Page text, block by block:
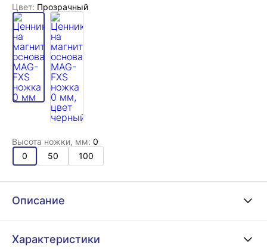
Цвет: Прозрачный
Высота ножки, мм: 0
0
50 100
Описание
Характеристики